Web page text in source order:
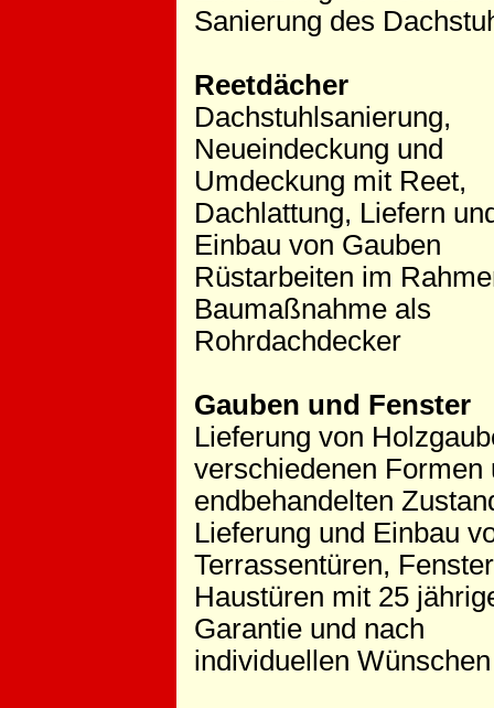
Sanierung des
Reetdächer
Dachstuhlsanierung,
Neueindeckung und
Umdeckung mit Reet,
Dachlattung, Liefern
Einbau von Gauben
Rüstarbeiten im
Baumaßnahme als
Rohrdachdecker
Gauben und Fenster
Lieferung von
verschiedenen Formen
endbehandelten
Lieferung und Einbau
Terrassentüren,
Haustüren mit 25
Garantie und nach
individuellen Wünschen